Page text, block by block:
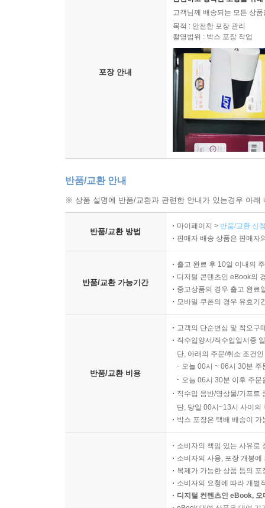
포장 안내
고객님께 배송되는 모든 상
목적 : 안전한 포장 관리
촬영범위 : 박스 포장 작업
반품/교환 안내
※ 상품 설명에 반품/교환과 관련한 안내가 있는경우 아
반품/교환 방법
마이페이지 > 반품/교환 신
판매자 배송 상품은 판매자
반품/교환 가능기간
출고 완료 후 10일 이내의
디지털 콘텐츠인 eBook의
중고상품의 경우 출고 완료
모바일 쿠폰의 경우 유효기
반품/교환 비용
고객의 단순변심 및 착오구
직수입양서/직수입일서중
단, 아래의 주문/취소 조건
오늘 00시 ~ 06시 30분
오늘 06시 30분 이후 주
직수입 음반/영상물/기프트
단, 당일 00시~13시 사이의
박스 포장은 택배 배송이
소비자의 책임 있는 사유로
소비자의 사용, 포장 개봉
복제가 가능한 상품 등의
소비자의 요청에 따라 개별
디지털 컨텐츠인 eBook,